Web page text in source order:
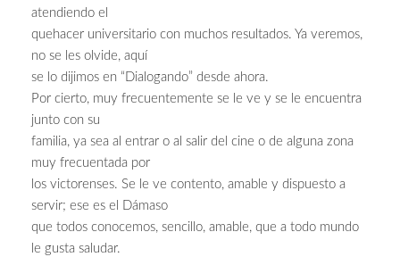
atendiendo el
quehacer universitario con muchos resultados. Ya veremos,
no se les olvide, aquí
se lo dijimos en “Dialogando” desde ahora.
Por cierto, muy frecuentemente se le ve y se le encuentra
junto con su
familia, ya sea al entrar o al salir del cine o de alguna zona
muy frecuentada por
los victorenses. Se le ve contento, amable y dispuesto a
servir; ese es el Dámaso
que todos conocemos, sencillo, amable, que a todo mundo
le gusta saludar.